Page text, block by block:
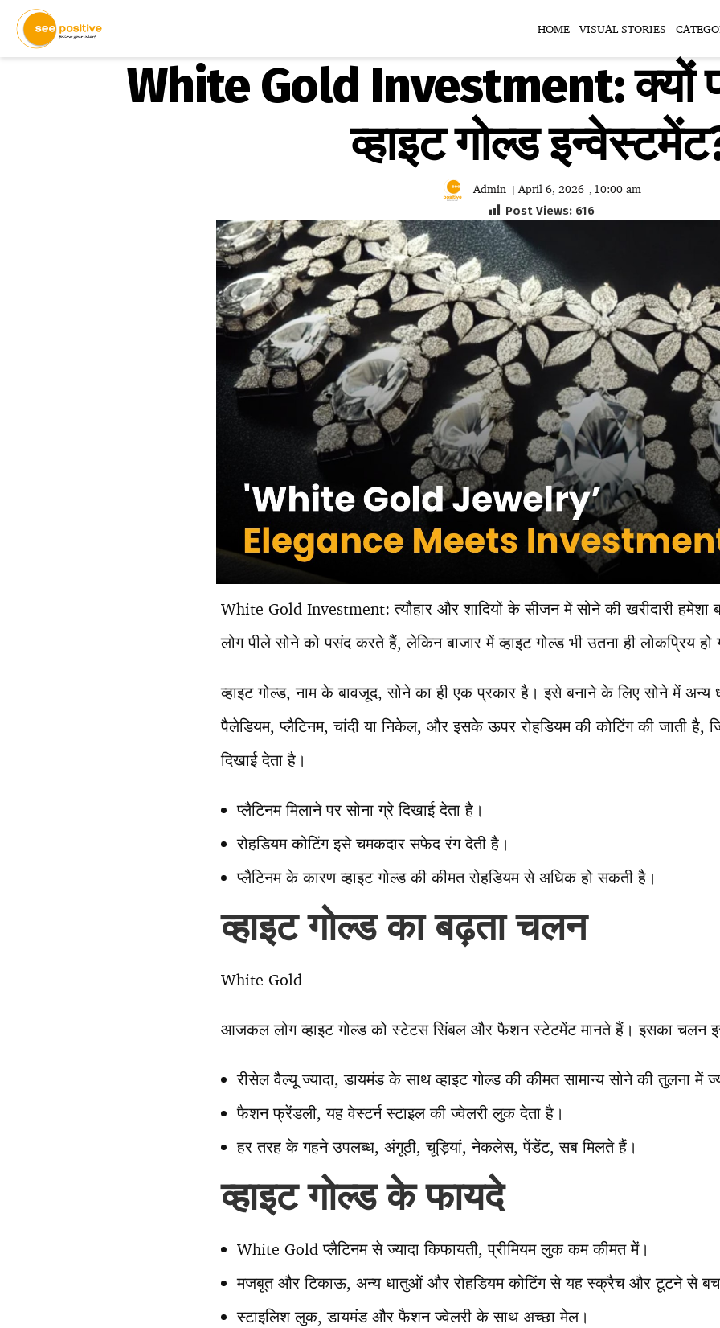
HOME VISUAL STORIES
White Gold Investment: क्यों
व्हाइट गोल्ड
Admin | April 6, 2026 , 10:00 am
Post Views: 616
White Gold Investment: त्यौहार और शादियों के सीजन में सोने की खरीदारी हमेशा
लोग पीले सोने को पसंद करते हैं, लेकिन बाजार में व्हाइट गोल्ड भी उतना ही लोकप्रिय हो
व्हाइट गोल्ड, नाम के बावजूद, सोने का ही एक प्रकार है। इसे बनाने के लिए सोने में अन्य
पैलेडियम, प्लैटिनम, चांदी या निकेल, और इसके ऊपर रोहडियम की कोटिंग की जाती
दिखाई देता है।
प्लैटिनम मिलाने पर सोना ग्रे दिखाई देता है।
रोहडियम कोटिंग इसे चमकदार सफेद रंग देती है।
प्लैटिनम के कारण व्हाइट गोल्ड की कीमत रोहडियम से अधिक हो सकती है।
व्हाइट गोल्ड का बढ़ता चलन
White Gold
आजकल लोग व्हाइट गोल्ड को स्टेटस सिंबल और फैशन स्टेटमेंट मानते हैं। इसका चलन
रीसेल वैल्यू ज्यादा, डायमंड के साथ व्हाइट गोल्ड की कीमत सामान्य सोने की तुलना में
फैशन फ्रेंडली, यह वेस्टर्न स्टाइल की ज्वेलरी लुक देता है।
हर तरह के गहने उपलब्ध, अंगूठी, चूड़ियां, नेकलेस, पेंडेंट, सब मिलते हैं।
व्हाइट गोल्ड के फायदे
White Gold प्लैटिनम से ज्यादा किफायती, प्रीमियम लुक कम कीमत में।
मजबूत और टिकाऊ, अन्य धातुओं और रोहडियम कोटिंग से यह स्क्रैच और टूटने से
स्टाइलिश लुक, डायमंड और फैशन ज्वेलरी के साथ अच्छा मेल।